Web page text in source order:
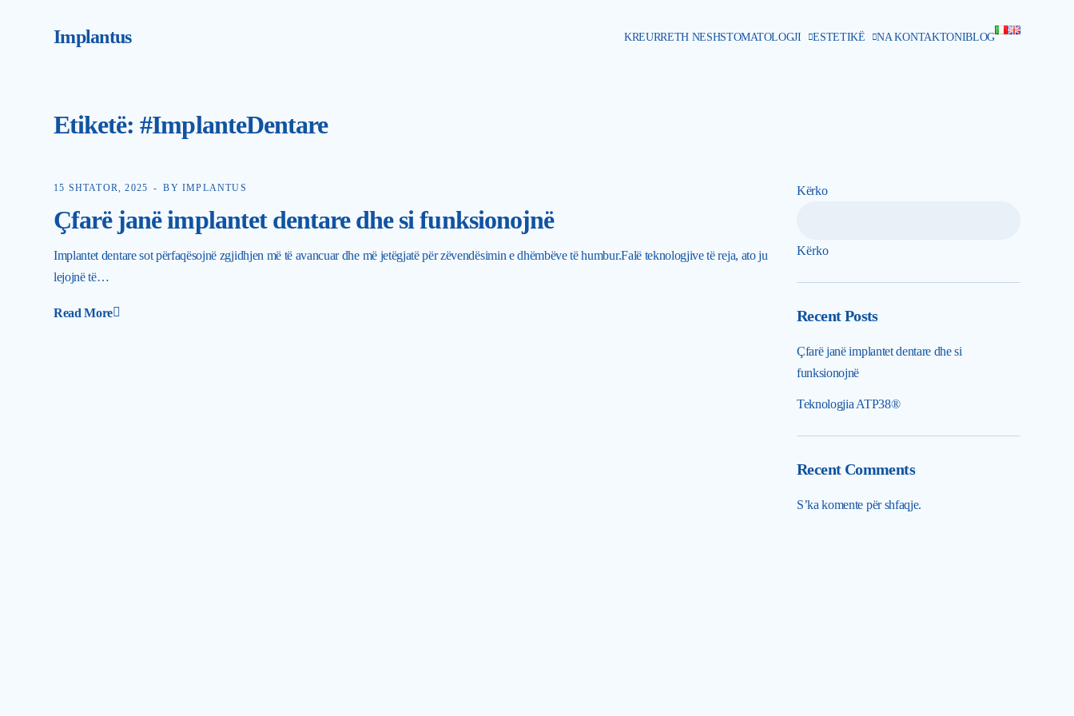
Implantus KREURRETH NESHSTOMATOLOGJI ESTETIKË NA KONTAKTONIBLOG
Etiketë:#ImplanteDentare
15 SHTATOR, 2025 BY IMPLANTUS
Çfarë janë implantet dentare dhe si funksionojnë
Implantet dentare sot përfaqësojnë zgjidhjen më të avancuar dhe më jetëgjatë për zëvendësimin e dhëmbëve të humbur.Falë teknologjive të reja, ato ju
lejojnë të…
Read More
Kërko
Kërko
Recent Posts
Çfarë janë implantet dentare dhe si
funksionojnë
Teknologjia ATP38®
Recent Comments
S’ka komente për shfaqje.